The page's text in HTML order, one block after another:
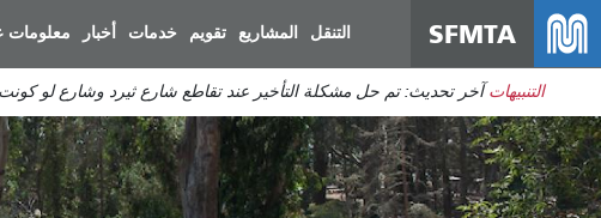
SFMTA التنقل المشاريع تقويم خدمات أخبار معلومات
التنبيهات آخر تحديث: تم حل مشكلة التأخير عند تقاطع شارع ثيرد وشارع لو